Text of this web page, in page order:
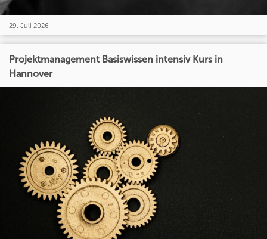
29. Juli 2026
Projektmanagement Basiswissen intensiv Kurs in
Hannover